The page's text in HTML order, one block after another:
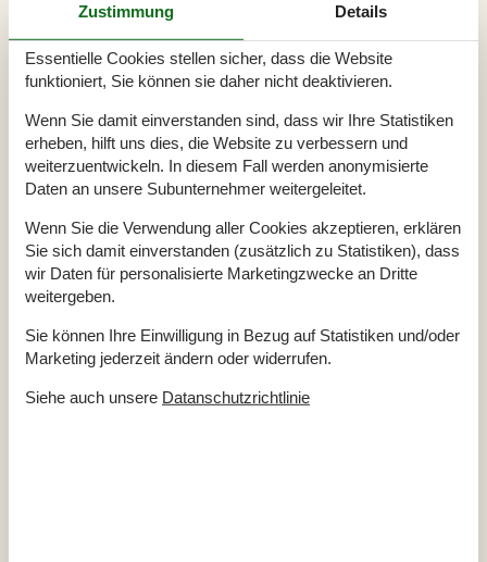
Einkaufen 3.300 m
Internet Ja
Satelliten-/Kabel TV Ja
Kaminofen
Ja
Wasserblick Ja
Geschirrspüler
Ja
Nichtraucher Ja
Gesamte Ausstattung
Hausinfo.
Anzahl Erw. 4
Baujahr 1983
Dusche
Grundstück / Naturgrund 1323 m²
Hausareal 71 m²
Zustimmung Details
Essentielle Cookies stellen sicher, dass die Website
funktioniert, Sie können sie daher nicht deaktivieren.
Wenn Sie damit einverstanden sind, dass wir Ihre Statistiken
erheben, hilft uns dies, die Website zu verbessern und
weiterzuentwickeln. In diesem Fall werden anonymisierte
Daten an unsere Subunternehmer weitergeleitet.
Wenn Sie die Verwendung aller Cookies akzeptieren, erklären
Sie sich damit einverstanden (zusätzlich zu Statistiken), dass
wir Daten für personalisierte Marketingzwecke an Dritte
weitergeben.
Sie können Ihre Einwilligung in Bezug auf Statistiken und/oder
Marketing jederzeit ändern oder widerrufen.
Siehe auch unsere Datanschutzrichtlinie